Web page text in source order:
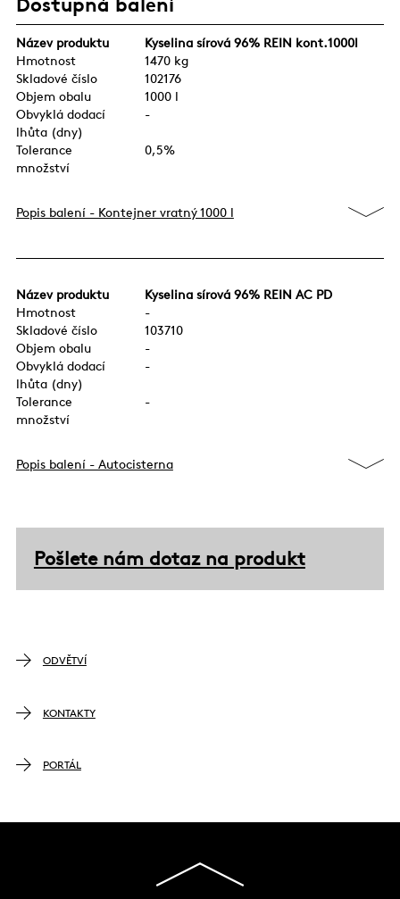
Název produktu
Kyselina sírová 96% REIN kont.1000l
Hmotnost
1470 kg
Skladové číslo
102176
Objem obalu
1000 l
Obvyklá dodací
lhůta (dny)
-
Tolerance
množství
0,5%
Popis balení - Kontejner vratný 1000 l
Název produktu
Kyselina sírová 96% REIN AC PD
Hmotnost
-
Skladové číslo
103710
Objem obalu
-
Obvyklá dodací
lhůta (dny)
-
Tolerance
množství
-
Popis balení - Autocisterna
Pošlete nám dotaz na produkt
ODVĚTVÍ
KONTAKTY
PORTÁL